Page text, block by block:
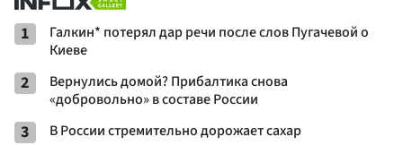
1
Галкин* потерял дар речи после слов Пугачевой о
Киеве
2
Вернулись домой? Прибалтика снова
«добровольно» в составе России
3 В России стремительно дорожает сахар